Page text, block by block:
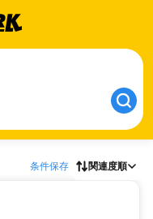
条件保存 関連度順